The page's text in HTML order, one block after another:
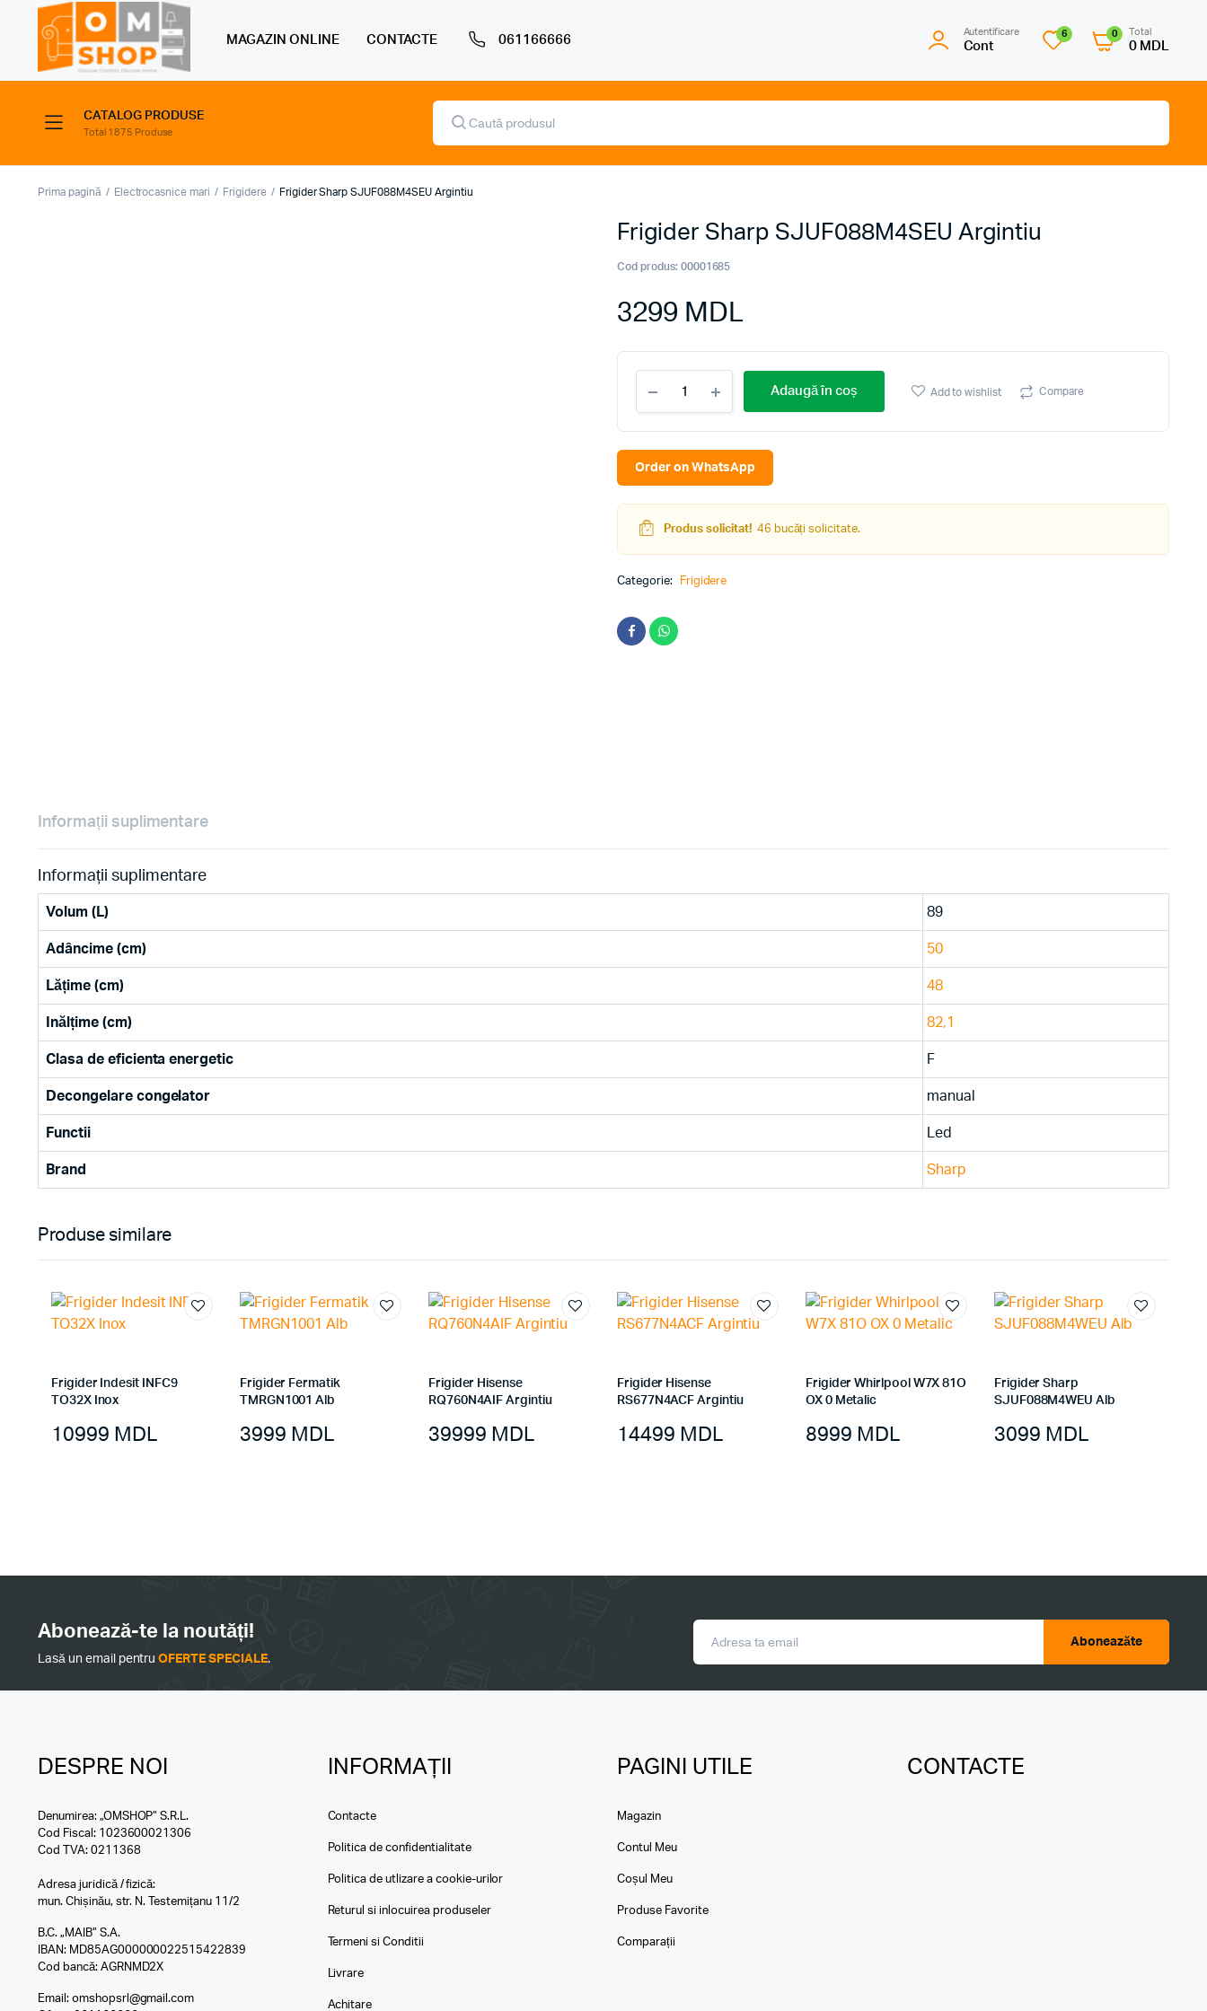
MAGAZIN ONLINE CONTACTE 061166666
Autentificare
Cont
6 0 Total
0 MDL
CATALOG PRODUSE
Total 1875 Produse
Products
search
Prima pagină Electrocasnice mari Frigidere Frigider Sharp SJUF088M4SEU Argintiu
Frigider Sharp SJUF088M4SEU Argintiu
Cod produs: 00001685
3299 MDL
Sharp
SJUF088M4SEU
Argintiu
Adaugă în coș Add to wishlist Compare
Order on WhatsApp
Produs solicitat! 46 bucăți solicitate.
Categorie: Frigidere
Informații suplimentare
Informații suplimentare
Volum (L) 89
Adâncime (cm) 50
Lățime (cm) 48
Inălțime (cm) 82,1
Clasa de eficienta energetic F
Decongelare congelator manual
Functii Led
Brand Sharp
Produse similare
Frigider Indesit INFC9
TO32X Inox
10999 MDL
Frigider Fermatik
TMRGN1001 Alb
3999 MDL
Frigider Hisense
RQ760N4AIF Argintiu
39999 MDL
Frigider Hisense
RS677N4ACF Argintiu
14499 MDL
Frigider Whirlpool W7X 81O
OX 0 Metalic
8999 MDL
Frigider Sharp
SJUF088M4WEU Alb
3099 MDL
Abonează-te la noutăți!
Lasă un email pentruOFERTE SPECIALE.
Aboneazăte
DESPRE NOI
Denumirea: „OMSHOP” S.R.L.
Cod Fiscal: 1023600021306
Cod TVA: 0211368
Adresa juridică / fizică:
mun. Chișinău, str. N. Testemițanu 11/2
B.C. „MAIB” S.A.
IBAN: MD85AG000000022515422839
Cod bancă: AGRNMD2X
Email: omshopsrl@gmail.com
INFORMAȚII
Contacte
Politica de confidentialitate
Politica de utlizare a cookie-urilor
Returul si inlocuirea produseler
Termeni si Conditii
Livrare
Achitare
PAGINI UTILE
Magazin
Contul Meu
Coșul Meu
Produse Favorite
Comparații
CONTACTE